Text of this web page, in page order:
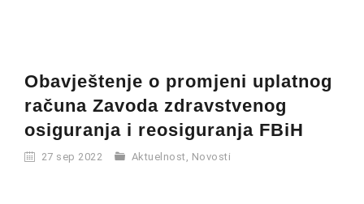
Obavještenje o promjeni uplatnog
računa Zavoda zdravstvenog
osiguranja i reosiguranja FBiH
27 sep 2022 Aktuelnost, Novosti